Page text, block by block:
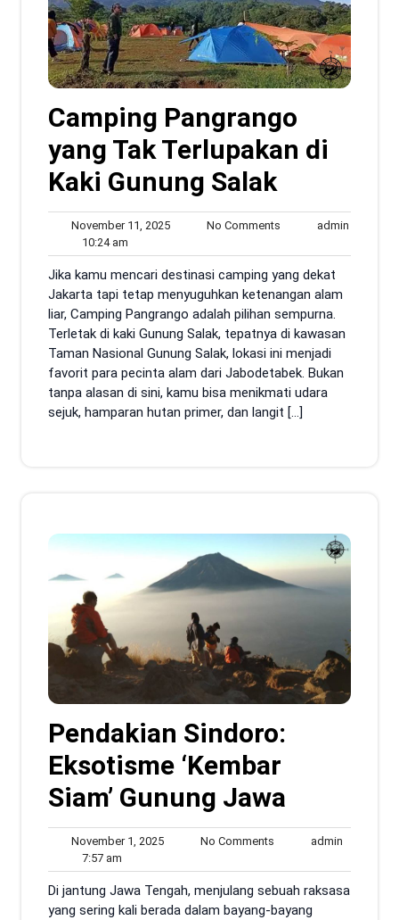
Camping Pangrango
yang Tak Terlupakan di
Kaki Gunung Salak
November 11, 2025November
2025
No Comments admin
10:24 am
am
Jika kamu mencari destinasi camping yang dekat
Jakarta tapi tetap menyuguhkan ketenangan alam
liar, Camping Pangrango adalah pilihan sempurna.
Terletak di kaki Gunung Salak, tepatnya di kawasan
Taman Nasional Gunung Salak, lokasi ini menjadi
favorit para pecinta alam dari Jabodetabek. Bukan
tanpa alasan di sini, kamu bisa menikmati udara
sejuk, hamparan hutan primer, dan langit […]
Pendakian Sindoro:
Eksotisme ‘Kembar
Siam’ Gunung Jawa
November 1, 2025November
2025
No Comments admin
7:57 am
am
Di jantung Jawa Tengah, menjulang sebuah raksasa
yang sering kali berada dalam bayang-bayang